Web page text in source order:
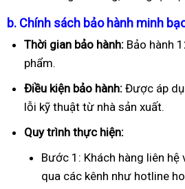
b. Chính sách bảo hành minh
Thời gian bảo hành: Bảo hành
phẩm.
Điều kiện bảo hành: Được áp
lỗi kỹ thuật từ nhà sản xuất.
Quy trình thực hiện:
Bước 1: Khách hàng liên
qua các kênh như hotline